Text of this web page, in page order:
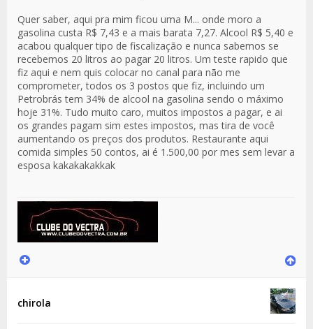
Quer saber, aqui pra mim ficou uma M... onde moro a
gasolina custa R$ 7,43 e a mais barata 7,27. Alcool R$ 5,40 e
acabou qualquer tipo de fiscalização e nunca sabemos se
recebemos 20 litros ao pagar 20 litros. Um teste rapido que
fiz aqui e nem quis colocar no canal para não me
comprometer, todos os 3 postos que fiz, incluindo um
Petrobrás tem 34% de alcool na gasolina sendo o máximo
hoje 31%. Tudo muito caro, muitos impostos a pagar, e ai
os grandes pagam sim estes impostos, mas tira de você
aumentando os preços dos produtos. Restaurante aqui
comida simples 50 contos, ai é 1.500,00 por mes sem levar a
esposa kakakakakkak
chirola